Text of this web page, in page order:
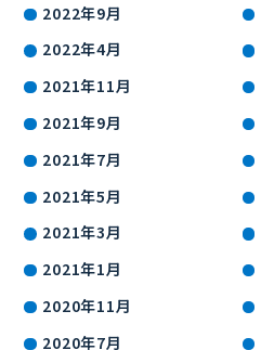
2022年9月
2022年4月
2021年11月
2021年9月
2021年7月
2021年5月
2021年3月
2021年1月
2020年11月
2020年7月